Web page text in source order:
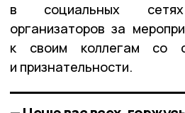
в социальных сетях
организаторов за
к своим коллегам со
и признательности.